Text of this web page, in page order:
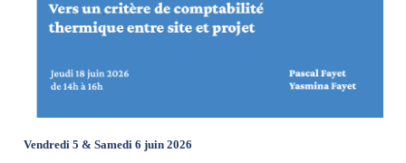
Vendredi 5 & Samedi 6 juin 2026